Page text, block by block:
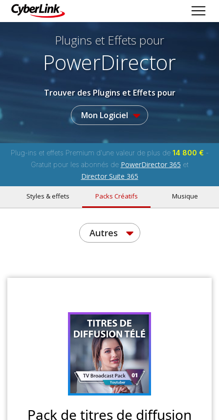
Plugins et Effets pour
PowerDirector
Trouver des Plugins et Effets pour
Mon Logiciel
Plug-ins et effets Premium d'une valeur de plus de 14 800 € -
Gratuit pour les abonnés de PowerDirector 365 et
Director Suite 365
Styles & effets Packs Créatifs Musique
Autres
Pack de titres de diffusion